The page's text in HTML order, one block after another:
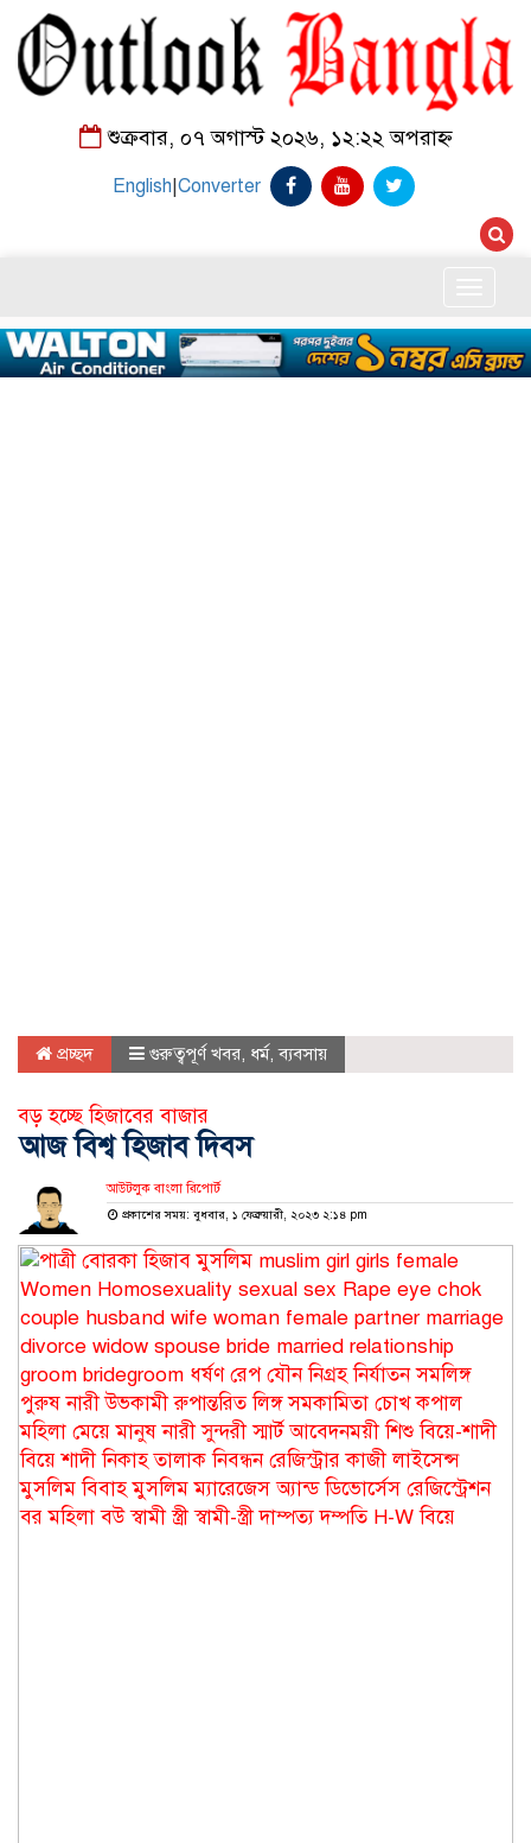
শুক্রবার, ০৭ অগাস্ট ২০২৬, ১২:২২ অপরাহ্ন
English|Converter
প্রচ্ছদ গুরুত্বপূর্ণ খবর, ধর্ম,ব্যবসায়
বড় হচ্ছে হিজাবের বাজার
আজ বিশ্ব হিজাব দিবস
আউটলুক বাংলা রিপোর্ট
প্রকাশের সময়: বুধবার, ১ ফেব্রুয়ারী, ২০২৩ ২:১৪ pm